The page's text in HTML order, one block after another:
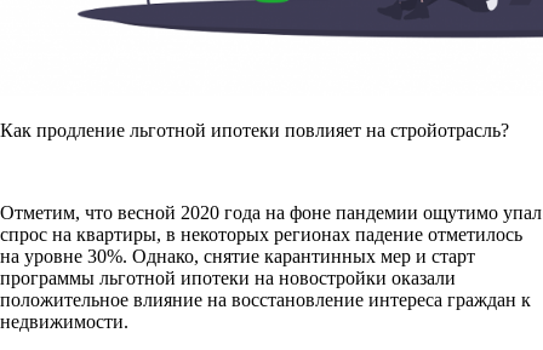
Как продление льготной ипотеки повлияет на стройотрасль?
Отметим, что весной 2020 года на фоне пандемии ощутимо упал
спрос на квартиры, в некоторых регионах падение отметилось
на уровне 30%. Однако, снятие карантинных мер и старт
программы льготной ипотеки на новостройки оказали
положительное влияние на восстановление интереса граждан к
недвижимости.